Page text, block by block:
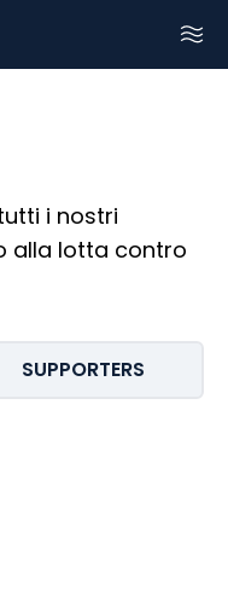
i nostri
alla lotta contro
SUPPORTERS